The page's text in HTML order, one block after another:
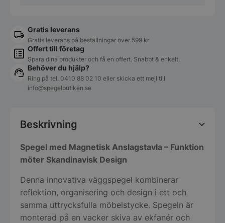
Gratis leverans
Gratis leverans på beställningar över 599 kr
Offert till företag
Spara dina produkter och få en offert. Snabbt & enkelt.
Behöver du hjälp?
Ring på tel. 0410 88 02 10 eller skicka ett mejl till
info@spegelbutiken.se
Beskrivning
Spegel med Magnetisk Anslagstavla – Funktion
möter Skandinavisk Design
Denna innovativa väggspegel kombinerar
reflektion, organisering och design i ett och
samma uttrycksfulla möbelstycke. Spegeln är
monterad på en vacker skiva av ekfanér och